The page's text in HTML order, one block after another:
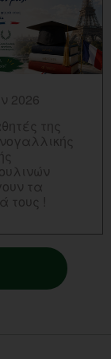
2026
της
τα
τους !